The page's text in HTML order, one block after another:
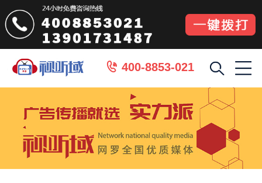
 400-8853-021